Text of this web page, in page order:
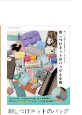
刺しつけネットのバッグ